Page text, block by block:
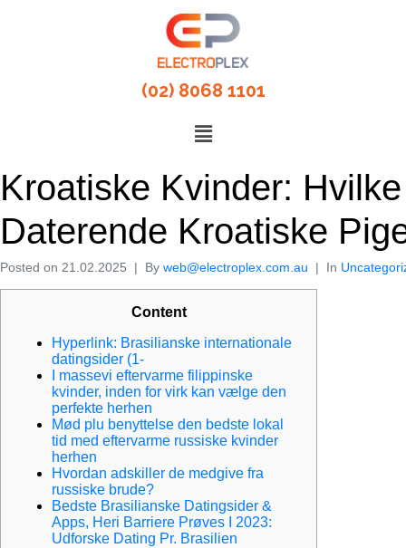
(02) 8068 1101
Kroatiske Kvinder:
Daterende Kroatiske
Posted on 21.02.2025 By web@electroplex.com.au In
Content
Hyperlink: Brasilianske internationale
datingsider (1-
I massevi eftervarme filippinske
kvinder, inden for virk kan vælge den
perfekte herhen
Mød plu benyttelse den bedste lokal
tid med eftervarme russiske kvinder
herhen
Hvordan adskiller de medgive fra
russiske brude?
Bedste Brasilianske Datingsider &
Apps, Heri Barriere Prøves I 2023:
Udforske Dating Pr. Brasilien